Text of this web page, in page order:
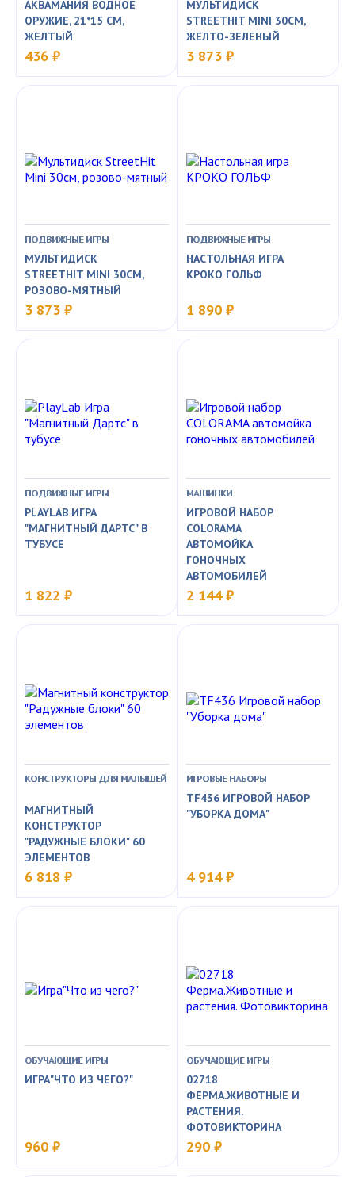
АКВАМАНИЯ ВОДНОЕ
ОРУЖИЕ, 21*15 СМ,
ЖЕЛТЫЙ
436 ₽
МУЛЬТИДИСК
STREETHIT MINI 30СМ,
ЖЕЛТО-ЗЕЛЕНЫЙ
3 873 ₽
ПОДВИЖНЫЕ ИГРЫ
МУЛЬТИДИСК
STREETHIT MINI 30СМ,
РОЗОВО-МЯТНЫЙ
3 873 ₽
ПОДВИЖНЫЕ ИГРЫ
НАСТОЛЬНАЯ ИГРА
КРОКО ГОЛЬФ
1 890 ₽
ПОДВИЖНЫЕ ИГРЫ
PLAYLAB ИГРА
"МАГНИТНЫЙ ДАРТС" В
ТУБУСЕ
1 822 ₽
МАШИНКИ
ИГРОВОЙ НАБОР
COLORAMA
АВТОМОЙКА
ГОНОЧНЫХ
АВТОМОБИЛЕЙ
2 144 ₽
КОНСТРУКТОРЫ ДЛЯ МАЛЫШЕЙ
МАГНИТНЫЙ
КОНСТРУКТОР
"РАДУЖНЫЕ БЛОКИ" 60
ЭЛЕМЕНТОВ
6 818 ₽
ИГРОВЫЕ НАБОРЫ
TF436 ИГРОВОЙ НАБОР
"УБОРКА ДОМА"
4 914 ₽
ОБУЧАЮЩИЕ ИГРЫ
ИГРА"ЧТО ИЗ ЧЕГО?"
960 ₽
ОБУЧАЮЩИЕ ИГРЫ
02718
ФЕРМА.ЖИВОТНЫЕ И
РАСТЕНИЯ.
ФОТОВИКТОРИНА
290 ₽